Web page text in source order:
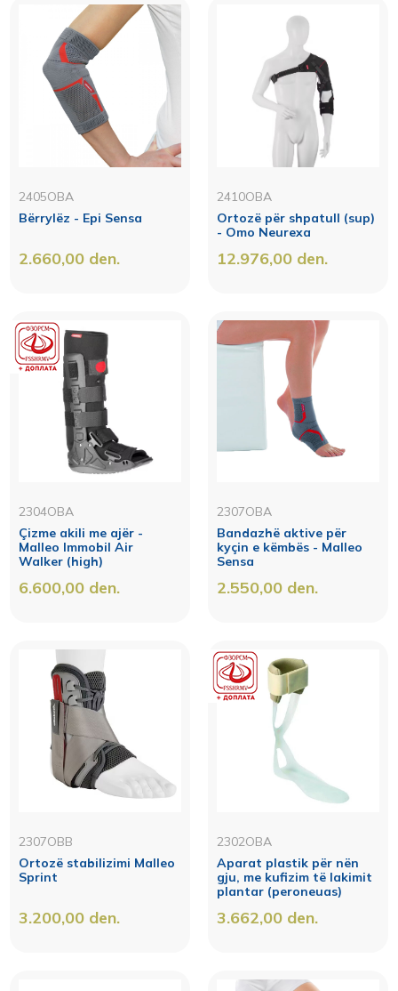
2405OBA
Bërrylëz - Epi Sensa
2.660,00 den.
2410OBA
Ortozë për shpatull (sup)
- Omo Neurexa
12.976,00 den.
2304OBA
Çizme akili me ajër -
Malleo Immobil Air
Walker (high)
6.600,00 den.
2307OBA
Bandazhë aktive për
kyçin e këmbës - Malleo
Sensa
2.550,00 den.
2307OBB
Ortozë stabilizimi Malleo
Sprint
3.200,00 den.
2302OBA
Aparat plastik për nën
gju, me kufizim të lakimit
plantar (peroneuas)
3.662,00 den.